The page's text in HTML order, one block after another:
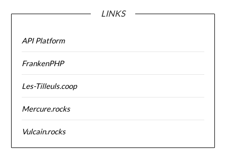
LINKS
API Platform
FrankenPHP
Les-Tilleuls.coop
Mercure.rocks
Vulcain.rocks